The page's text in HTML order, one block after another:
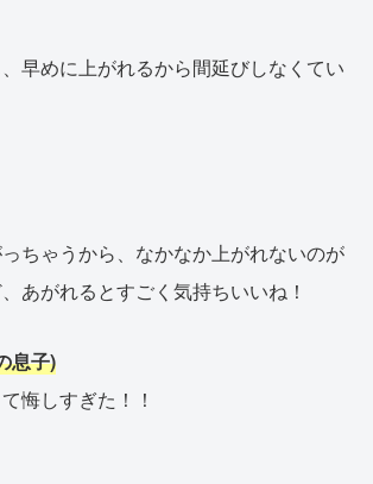
早めに上がれるから間延びしなくてい
ちゃうから、なかなか上がれないのが
あがれるとすごく気持ちいいね！
息子)
悔しすぎた！！